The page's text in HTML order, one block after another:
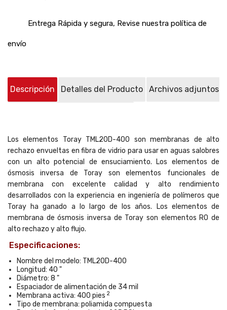
Entrega Rápida y segura, Revise nuestra política de
envío
Descripción Detalles del Producto Archivos adjuntos
Los elementos Toray TML20D-400 son membranas de alto
rechazo envueltas en fibra de vidrio para usar en aguas salobres
con un alto potencial de ensuciamiento. Los elementos de
ósmosis inversa de Toray son elementos funcionales de
membrana con excelente calidad y alto rendimiento
desarrollados con la experiencia en ingeniería de polímeros que
Toray ha ganado a lo largo de los años. Los elementos de
membrana de ósmosis inversa de Toray son elementos RO de
alto rechazo y alto flujo.
Especificaciones:
Nombre del modelo: TML20D-400
Longitud: 40 "
Diámetro: 8 "
Espaciador de alimentación de 34 mil
Membrana activa: 400 pies 2
Tipo de membrana: poliamida compuesta